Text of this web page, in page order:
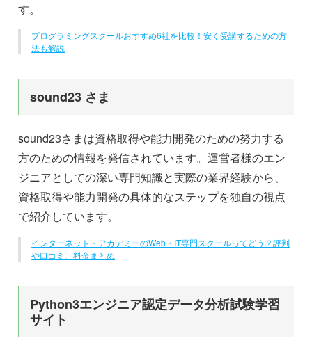
す。
プログラミングスクールおすすめ6社を比較！安く受講するための方
法も解説
sound23 さま
sound23さまは資格取得や能力開発のための努力する
方のための情報を発信されています。運営者様のエン
ジニアとしての深い専門知識と実際の業界経験から、
資格取得や能力開発の具体的なステップを独自の視点
で紹介しています。
インターネット・アカデミーのWeb・IT専門スクールってどう？評判
や口コミ、料金まとめ
Python3エンジニア認定データ分析試験学習
サイト